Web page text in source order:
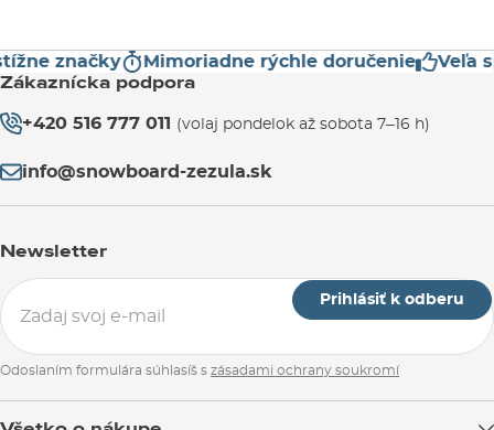
značky Mimoriadne rýchle doručenie Veľa
Zákaznícka podpora
+420 516 777 011 (volaj pondelok až sobota 7–16 h)
info@snowboard-zezula.sk
Newsletter
Prihlásiť k odberu
Odoslaním formulára súhlasíš s zásadami ochrany soukromí